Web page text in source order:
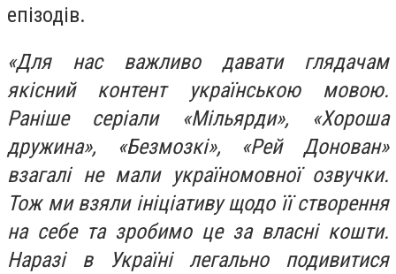
епізодів.
«Для нас важливо давати глядачам
якісний контент українською мовою.
Раніше серіали «Мільярди», «Хороша
дружина», «Безмозкі», «Рей Донован»
взагалі не мали україномовної озвучки.
Тож ми взяли ініціативу щодо її створення
на себе та зробимо це за власні кошти.
Наразі в Україні легально подивитися